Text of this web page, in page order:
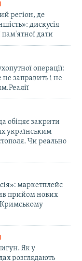
регіон, де
дискусія
пам'ятної дати
операції:
заправить і не
обіцяє закрити
українським
Чи реально
маркетплейс
прийом нових
Як у
розглядають